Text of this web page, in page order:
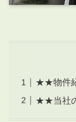
★★物件
★★当社